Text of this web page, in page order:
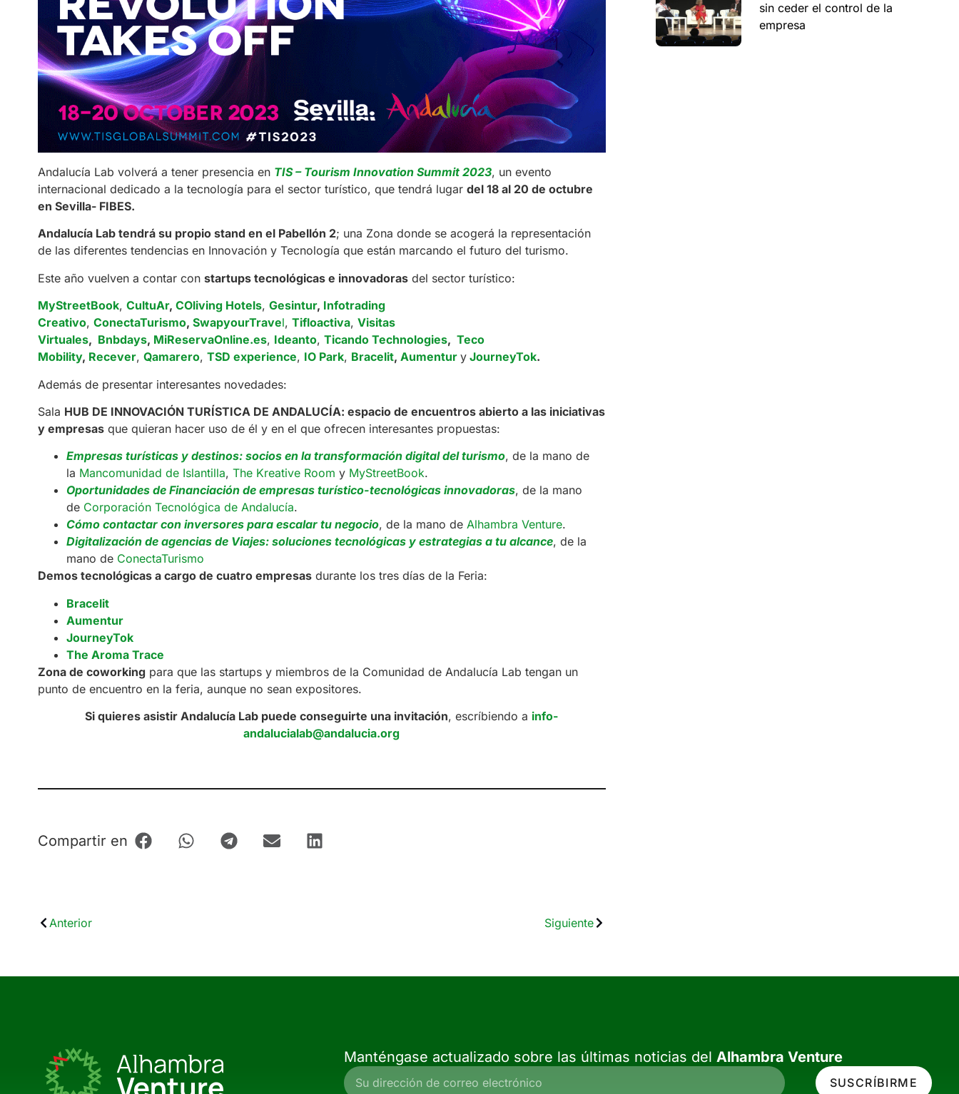
Andalucía Lab volverá a tener presencia en TIS – Tourism Innovation Summit 2023, un evento
internacional dedicado a la tecnología para el sector turístico, que tendrá lugar del 18 al 20 de octubre
en Sevilla- FIBES.
Andalucía Lab tendrá su propio stand en el Pabellón 2; una Zona donde se acogerá la representación
de las diferentes tendencias en Innovación y Tecnología que están marcando el futuro del turismo.
Este año vuelven a contar con startups tecnológicas e innovadorasdel sector turístico:
MyStreetBook, CultuAr, COliving Hotels, Gesintur, Infotrading
Creativo, ConectaTurismo, SwapyourTravel, Tifloactiva, Visitas
Virtuales, Bnbdays, MiReservaOnline.es, Ideanto, Ticando Technologies, Teco
Mobility, Recever, Qamarero, TSD experience, IO Park, Bracelit, Aumentur y JourneyTok.
Además de presentar interesantes novedades:
Sala HUB DE INNOVACIÓN TURÍSTICA DE ANDALUCÍA: espacio de encuentros abierto a las iniciativas
y empresasque quieran hacer uso de él y en el que ofrecen interesantes propuestas:
Empresas turísticas y destinos: socios en la transformación digital del turismo, de la mano de
la Mancomunidad de Islantilla, The Kreative Room y MyStreetBook.
Oportunidades de Financiación de empresas turístico-tecnológicas innovadoras, de la mano
de Corporación Tecnológica de Andalucía.
Cómo contactar con inversores para escalar tu negocio, de la mano de Alhambra Venture.
Digitalización de agencias de Viajes: soluciones tecnológicas y estrategias a tu alcance, de la
mano de ConectaTurismo
Demos tecnológicas a cargo de cuatro empresasdurante los tres días de la Feria:
Bracelit
Aumentur
JourneyTok
The Aroma Trace
Zona de coworking para que las startups y miembros de la Comunidad de Andalucía Lab tengan un
punto de encuentro en la feria, aunque no sean expositores.
Si quieres asistir Andalucía Lab puede conseguirte una invitación, escríbiendo a info-
andalucialab@andalucia.org
Compartir en
Anterior Siguiente
sin ceder el control de la
empresa
Manténgase actualizado sobre las últimas noticias del Alhambra Venture
SUSCRÍBIRME